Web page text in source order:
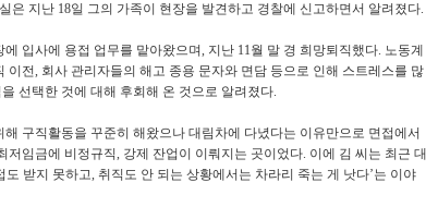
은 지난 18일 그의 가족이 현장을 발견하고 경찰에 신고하면서 알려졌다.
입사에 용접 업무를 맡아왔으며, 지난 11월 말 경 희망퇴직했다. 노동계
이전, 회사 관리자들의 해고 종용 문자와 면담 등으로 인해 스트레스를 많
선택한 것에 대해 후회해 온 것으로 알려졌다.
구직활동을 꾸준히 해왔으나 대림차에 다녔다는 이유만으로 면접에서
저임금에 비정규직, 강제 잔업이 이뤄지는 곳이었다. 이에 김 씨는 최근 대
도 받지 못하고, 취직도 안 되는 상황에서는 차라리 죽는 게 낫다’는 이야